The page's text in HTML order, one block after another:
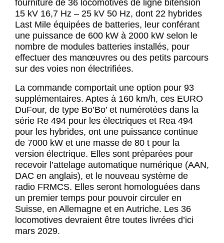
fourniture de 36 locomotives de ligne bitension
15 kV 16,7 Hz – 25 kV 50 Hz, dont 22 hybrides
Last Mile équipées de batteries, leur conférant
une puissance de 600 kW à 2000 kW selon le
nombre de modules batteries installés, pour
effectuer des manœuvres ou des petits parcours
sur des voies non électrifiées.
La commande comportait une option pour 93
supplémentaires. Aptes à 160 km/h, ces EURO
DuFour, de type Bo’Bo’ et numérotées dans la
série Re 494 pour les électriques et Rea 494
pour les hybrides, ont une puissance continue
de 7000 kW et une masse de 80 t pour la
version électrique. Elles sont préparées pour
recevoir l’attelage automatique numérique (AAN,
DAC en anglais), et le nouveau système de
radio FRMCS. Elles seront homologuées dans
un premier temps pour pouvoir circuler en
Suisse, en Allemagne et en Autriche. Les 36
locomotives devraient être toutes livrées d’ici
mars 2029.